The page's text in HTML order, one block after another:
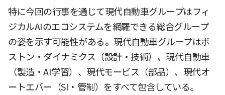
特に今回の行事を通じて現代自動車グループはフィ
ジカルAIのエコシステムを網羅できる総合グループ
の姿を示す可能性がある。現代自動車グループはボ
ストン・ダイナミクス（設計・技術）、現代自動車
（製造・AI学習）、現代モービス（部品）、現代オ
ートエバー（SI・管制）をすべて包含している。